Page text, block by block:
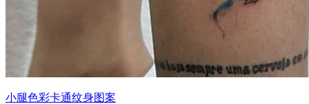
小腿色彩卡通纹身图案